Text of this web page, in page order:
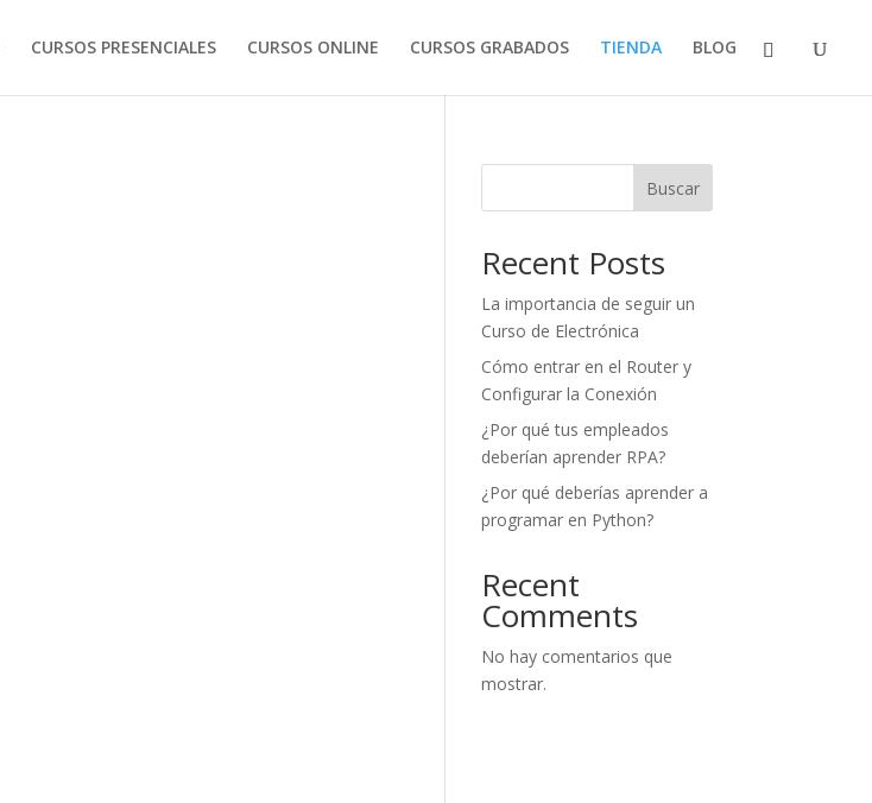
CURSOS PRESENCIALES CURSOS ONLINE CURSOS GRABADOS TIENDA BLOG
Buscar
Recent Posts
La importancia de seguir un
Curso de Electrónica
Cómo entrar en el Router y
Configurar la Conexión
¿Por qué tus empleados
deberían aprender RPA?
¿Por qué deberías aprender a
programar en Python?
Recent
Comments
No hay comentarios que
mostrar.